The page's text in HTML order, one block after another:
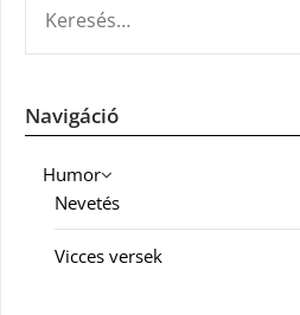
Navigáció
Humor
Nevetés
Vicces versek